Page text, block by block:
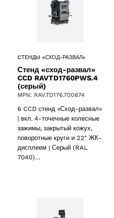
CТЕНДЫ «СХОД-РАЗВАЛ»
Стенд «сход-развал»
CCD RAVTD1760PWS.4
(серый)
MPN: RAV.TD176.700674
6 CCD cтенд «Сход-развал»
| вкл. 4-точечные колесные
зажимы, закрытый кожух,
поворотные круги и 22″ ЖК-
дисплеем | Серый (RAL
7040)…